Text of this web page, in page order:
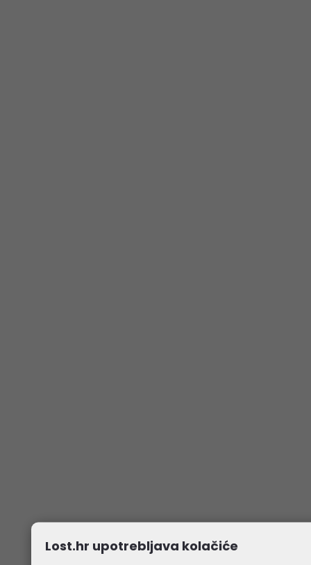
Lost.hr upotrebljava kolačiće